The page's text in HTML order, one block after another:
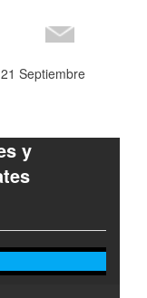
Septiembre
y